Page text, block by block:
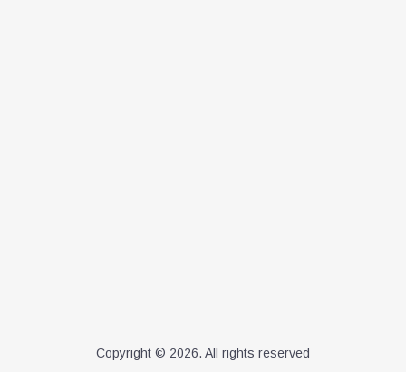
Copyright © 2026. All rights reserved